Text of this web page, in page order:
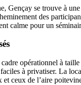
Gençay se trouve à
des
calme pour un
opérationnel à
à privatiser. La
ceux de l’aire